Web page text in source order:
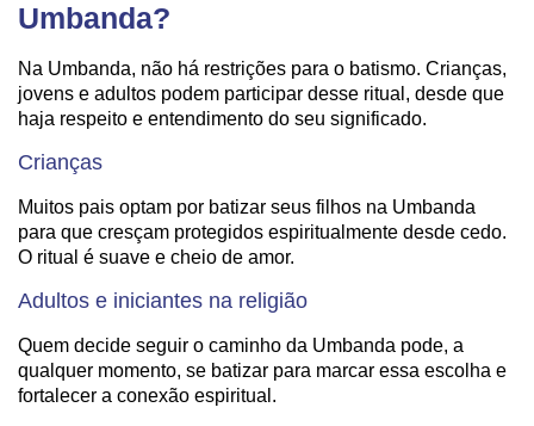
Umbanda?
Na Umbanda, não há restrições para o batismo. Crianças,
jovens e adultos podem participar desse ritual, desde que
haja respeito e entendimento do seu significado.
Crianças
Muitos pais optam por batizar seus filhos na Umbanda
para que cresçam protegidos espiritualmente desde cedo.
O ritual é suave e cheio de amor.
Adultos e iniciantes na religião
Quem decide seguir o caminho da Umbanda pode, a
qualquer momento, se batizar para marcar essa escolha e
fortalecer a conexão espiritual.